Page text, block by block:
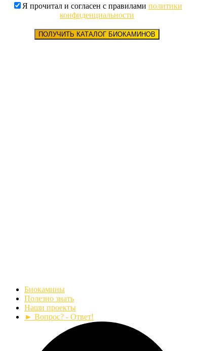
Я прочитал и согласен с правилами политики
конфиденциальности
ПОЛУЧИТЬ КАТАЛОГ БИОКАМИНОВ
Биокамины
Полезно знать
Наши проекты
► Вопрос? - Ответ!